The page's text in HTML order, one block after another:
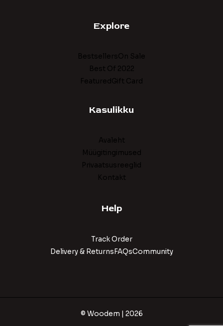
Explore
BestsellersOn Sale
Best Of 2022
FeaturedGift Card
Kasulikku
Avaleht
Müügitingimused
Privaatsusreeglid
Kontakt
Help
Track Order
Delivery & ReturnsFAQsCommunity
© Woodem | 2026